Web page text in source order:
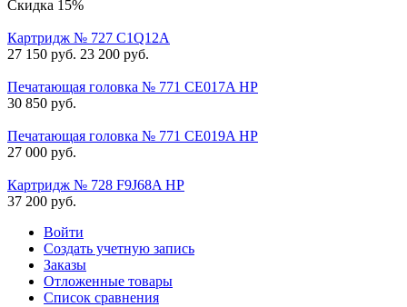
Скидка 15%
Картридж № 727 C1Q12A
27 150 руб. 23 200 руб.
Печатающая головка № 771 CE017A HP
30 850 руб.
Печатающая головка № 771 CE019A HP
27 000 руб.
Картридж № 728 F9J68A HP
37 200 руб.
Войти
Создать учетную запись
Заказы
Отложенные товары
Список сравнения